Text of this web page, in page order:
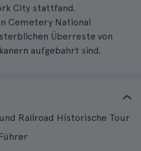
City stattfand.
Cemetery National
Überreste von
aufgebahrt sind.
Railroad Historische Tour